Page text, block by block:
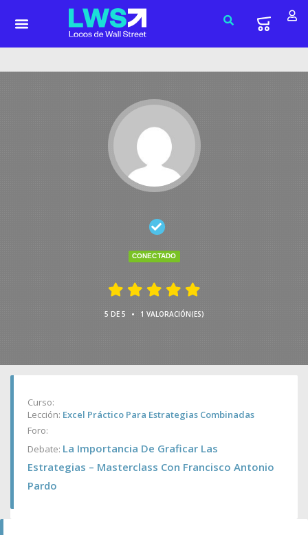
CONECTADO
5 DE 5 • 1 VALORACIÓN(ES)
Curso:
Lección: Excel Práctico Para Estrategias Combinadas
Foro:
Debate: La Importancia De Graficar Las
Estrategias – Masterclass Con Francisco Antonio
Pardo